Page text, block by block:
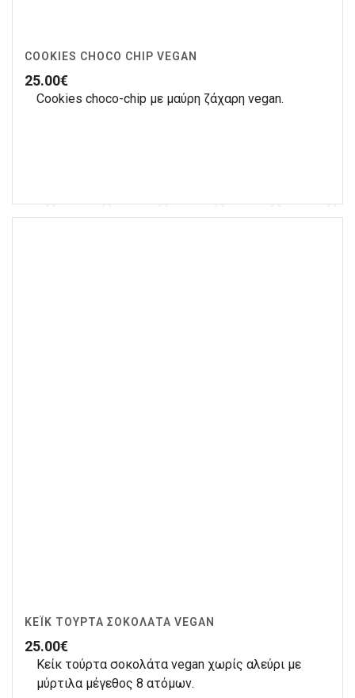
COOKIES CHOCO CHIP VEGAN
25.00€
Cookies choco-chip με μαύρη ζάχαρη vegan.
ΚΈΙΚ ΤΟΎΡΤΑ ΣΟΚΟΛΆΤΑ VEGAN
25.00€
Κείκ τούρτα σοκολάτα vegan χωρίς αλεύρι με
μύρτιλα μέγεθος 8 ατόμων.